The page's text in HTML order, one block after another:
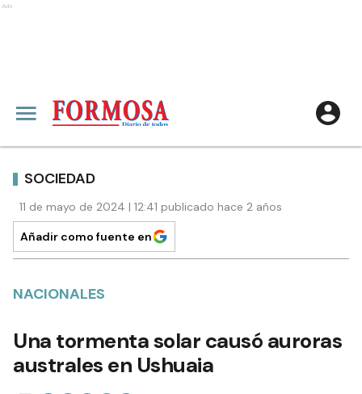
Ads
SOCIEDAD
11 de mayo de 2024 | 12:41 publicado hace 2 años
Añadir como fuente en
NACIONALES
Una tormenta solar causó auroras
australes en Ushuaia